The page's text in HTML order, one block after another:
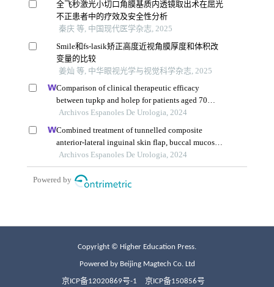
Copyright © Higher Education Press.
Powered by Beijing Magtech Co. Ltd
京ICP备12020869号-1 京ICP备150856号